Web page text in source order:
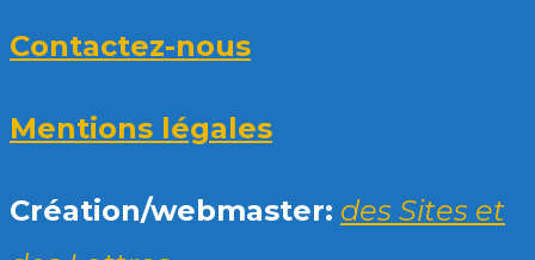
Contactez-nous
Mentions légales
Création/webmaster: des Sites et